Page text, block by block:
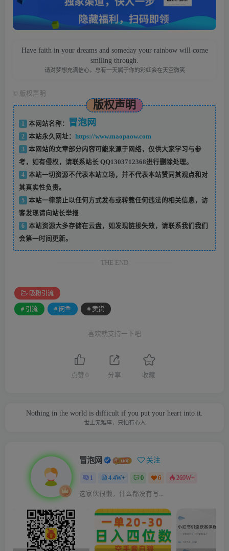
Have faith in your dreams and someday your rainbow will come
smiling through.
请对梦想充满信心，总有一天属于你的彩虹会在天空微笑
版权声明
版权声明
1 本网站名称： 冒泡网
2 本站永久网址： https://www.maopaow.com
3
本网站的文章部分内容可能来源于网络，仅供大家学习与参
考，如有侵权，请联系站长 QQ1303712368进行删除处理。
4
本站一切资源不代表本站立场，并不代表本站赞同其观点和对
其真实性负责。
5
本站一律禁止以任何方式发布或转载任何违法的相关信息，访
客发现请向站长举报
6
本站资源大多存储在云盘，如发现链接失效，请联系我们我们
会第一时间更新。
THE END
吸粉引流
# 引流 # 闲鱼 # 卖货
喜欢就支持一下吧
点赞 0 分享 收藏
Nothing in the world is difficult if you put your heart into it.
世上无难事，只怕有心人
冒泡网 关注
1 4.4W+ 0 6 269W+
这家伙很懒，什么都没有写...